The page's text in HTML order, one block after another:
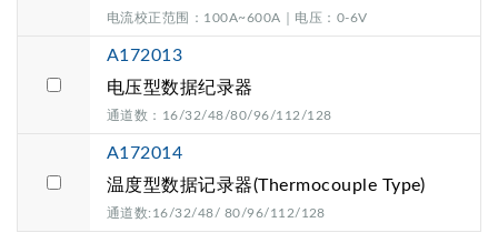
电流校正范围：100A~600A｜电压：0-6V
A172013
电压型数据纪录器
通道数：16/32/48/80/96/112/128
A172014
温度型数据记录器(Thermocouple Type)
通道数:16/32/48/ 80/96/112/128